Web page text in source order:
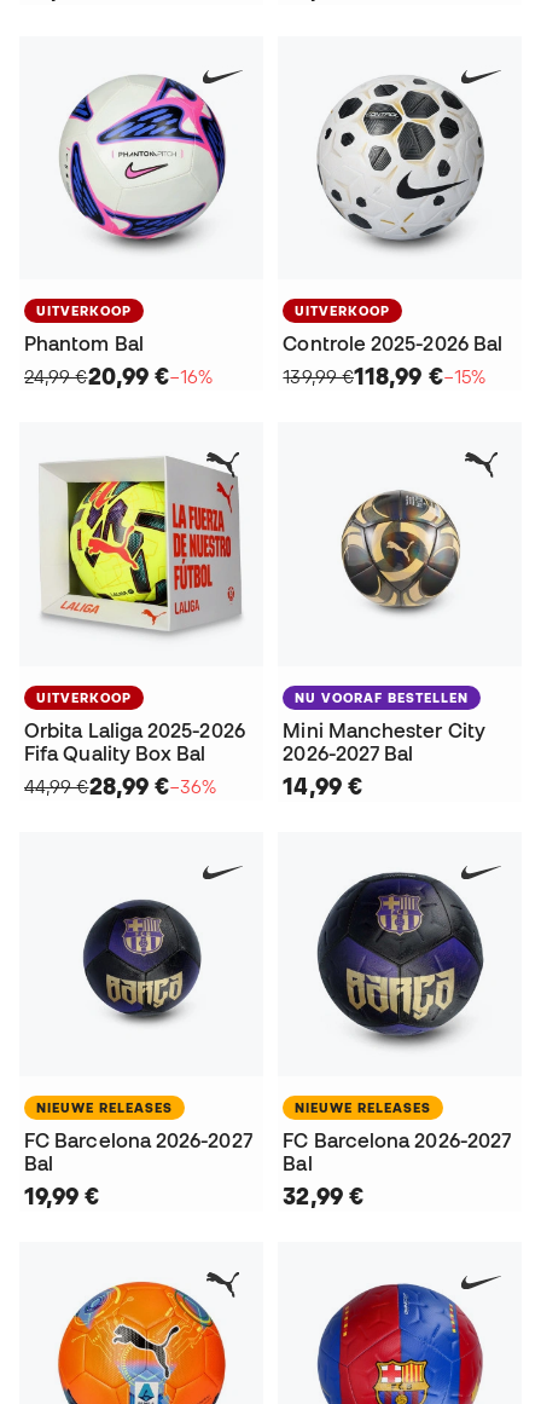
UITVERKOOP
Phantom Bal
24,99 €20,99 €−16%
UITVERKOOP
Controle 2025-2026 Bal
139,99 €118,99 €−15%
UITVERKOOP
Orbita Laliga 2025-2026
Fifa Quality Box Bal
44,99 €28,99 €−36%
NU VOORAF BESTELLEN
Mini Manchester City
2026-2027 Bal
14,99 €
NIEUWE RELEASES
FC Barcelona 2026-2027
Bal
19,99 €
NIEUWE RELEASES
FC Barcelona 2026-2027
Bal
32,99 €